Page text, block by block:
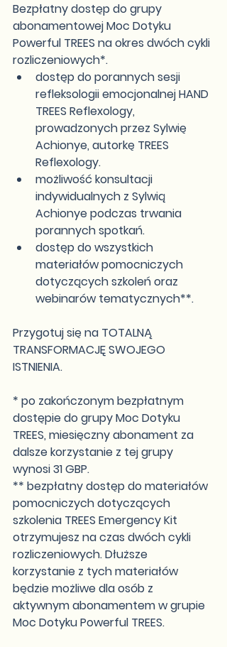
​Bezpłatny dostęp do grupy
abonamentowej Moc Dotyku
Powerful TREES na okres dwóch cykli
rozliczeniowych*.
dostęp do porannych sesji
refleksologii emocjonalnej HAND
TREES Reflexology,
prowadzonych przez Sylwię
Achionye, autorkę TREES
Reflexology.
możliwość konsultacji
indywidualnych z Sylwią
Achionye podczas trwania
porannych spotkań.
dostęp do wszystkich
materiałów pomocniczych
dotyczących szkoleń oraz
webinarów tematycznych**.
Przygotuj się na TOTALNĄ
TRANSFORMACJĘ SWOJEGO
ISTNIENIA.
* po zakończonym bezpłatnym
dostępie do grupy Moc Dotyku
TREES, miesięczny abonament za
dalsze korzystanie z tej grupy
wynosi 31 GBP.
** bezpłatny dostęp do materiałów
pomocniczych dotyczących
szkolenia TREES Emergency Kit
otrzymujesz na czas dwóch cykli
rozliczeniowych. Dłuższe
korzystanie z tych materiałów
będzie możliwe dla osób z
aktywnym abonamentem w grupie
Moc Dotyku Powerful TREES.